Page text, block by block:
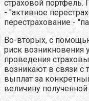
страховой портфель.
- "активное
перестрахование -
Во-вторых, с
риск возникновения
проведения
возникают в связи с
выплат за
величину